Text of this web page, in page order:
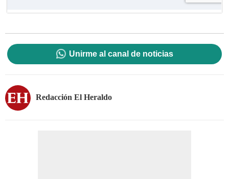
Unirme al canal de noticias
Redacción El Heraldo